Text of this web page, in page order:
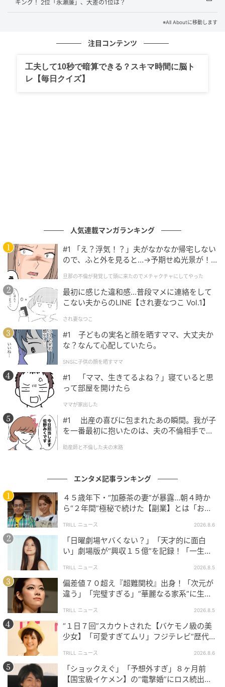
手は、驚くほど色白で指の関節が美しく、まさに芸術
品のような気品にあふれています。知性とエレガント
※回答者からのコメントは原文ママです
※記事内容は執筆時点のものです。最新の内容をご確
認ください
文：坂上 恵
次の記事
【夏ドラ厳選】『VIVANT』『GTO』だけじゃ
ない！ 寺西拓人主演作など、“絶対見るべ
き”4本を徹底解説
の記事をもっとみる
キング！ 2位「永瀬廉」、大差の1位は？
※All Aboutに移動します
注目コンテンツ
工夫して10秒で暗算できる？スキマ時間に脳ト
レ【毎日クイズ】
人気連載マンガランキング
#1 「え？浮気！？」夫がなかなか帰宅しない
ので、ふと外を見ると…→予期せぬ光景が！
クチャにしてやった
旦那の不倫が発覚して頭に来たのでメチャクチャにしてやった
最初に感じた違和感…普段マメに連絡をして
こない夫からのLINE【され妻なつこ Vol.1】
され妻なつこ
#1 子どもの実名と顔を晒すママ、大丈夫か
な？なんて心配していたら。
SNSに子供の顔を晒すママ
#1 「ママ、生きてるよね？」寝ていると思
って部屋を開けたら
ママが家出した
#1 出産の喜びに包まれたあの瞬間。我が子
を一番最初に抱いたのは、夫の不倫相手でし
助産師と不倫した夫の末路
エンタメ記事ランキング
４５歳年下・“加藤茶の妻”が暴露…朝４時か
ら“２年間”極秘で続けた【副業】とは「お金
TRILL ニュース 2026.8.6
「日曜劇場ヤバくない？」「天才的に面白
い」劇場版が“興収１５億”を記録！「一生言
TRILL ニュース 2026.8.5
偏差値７０超え『超難関校』出身！「次元が
違う」「完璧すぎる」“華麗なる家系”に生ま
TRILL ニュース 2026.8.5
“１日７回”スカウトされた【バケモノ級の美
少女】「可愛すぎてムリ」フジテレビ“歴代N
TRILL ニュース 2026.8.6
「ショックえぐ」「予想外すぎ」８ヶ月前
【国宝級イケメン】の“電撃婚”にロス続出！